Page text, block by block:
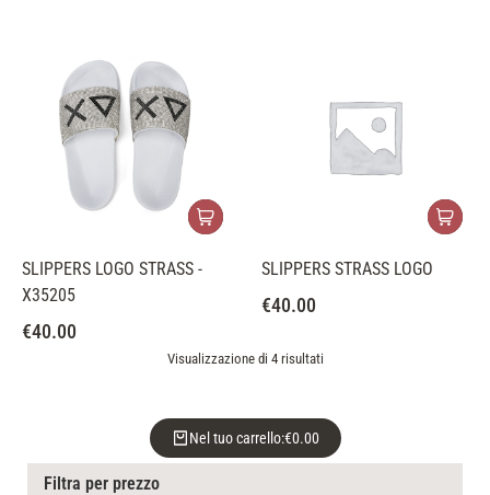
Nel tuo carrello:€0.00
Filtra per prezzo
SLIPPERS LOGO STRASS -
X35205
€40.00
SLIPPERS STRASS LOGO
€40.00
Visualizzazione di 4 risultati